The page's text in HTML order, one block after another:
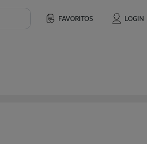
FAVORITOS LOGIN